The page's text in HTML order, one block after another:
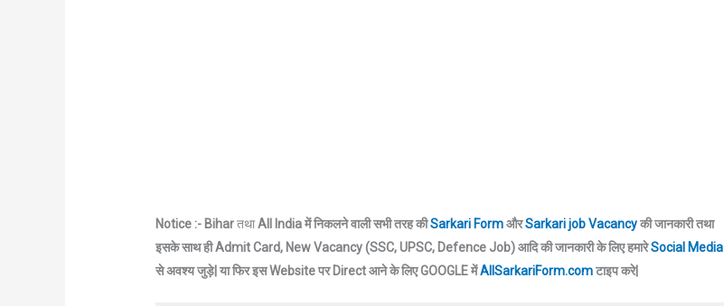
Notice :- BiharतथाAll India में निकलने वाली सभी तरह कीSarkari FormऔरSarkari job Vacancyकी जानकारी तथा
इसके साथ ही Admit Card, New Vacancy (SSC, UPSC, Defence Job) आदि की जानकारी के लिए हमारेSocial Media
से अवश्य जुड़े| या फिर इस Website पर Direct आने के लिए GOOGLE मेंAllSarkariForm.comटाइप करे|